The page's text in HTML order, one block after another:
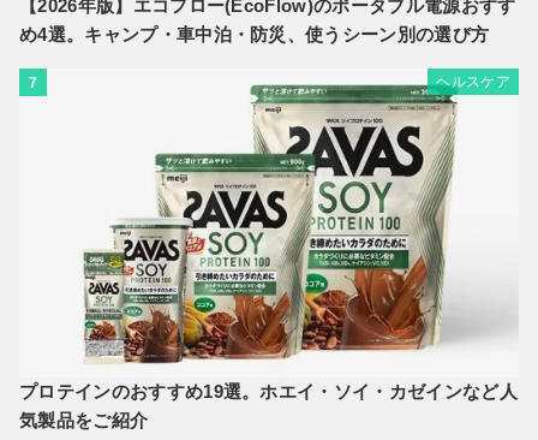
【2026年版】エコフロー(EcoFlow)のポータブル電源おすす
め4選。キャンプ・車中泊・防災、使うシーン別の選び方
7 ヘルスケア
プロテインのおすすめ19選。ホエイ・ソイ・カゼインなど人
気製品をご紹介